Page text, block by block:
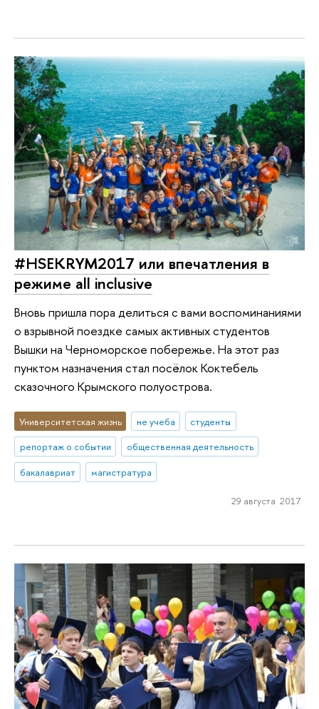
#HSEKRYM2017 или впечатления в
режиме all inclusive
Вновь пришла пора делиться с вами воспоминаниями
о взрывной поездке самых активных студентов
Вышки на Черноморское побережье. На этот раз
пунктом назначения стал посёлок Коктебель
сказочного Крымского полуострова.
Университетская жизнь не учеба
студенты
репортаж о событии
общественная деятельность
бакалавриат
магистратура
29 августа 2017